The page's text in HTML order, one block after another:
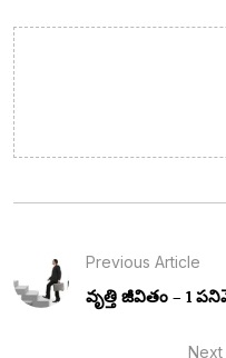
Previous Article
వృత్తి జీవితం – 1
Next